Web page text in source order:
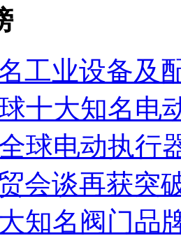
工业设备及
十大知名电
球电动执行
会谈再获突
知名阀门品